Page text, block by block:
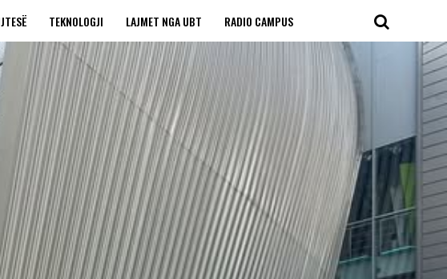
TEKNOLOGJI LAJMET NGA UBT RADIO CAMPUS